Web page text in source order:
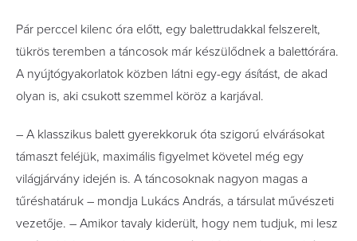
Pár perccel kilenc óra előtt, egy balettrudakkal felszerelt,
tükrös teremben a táncosok már készülődnek a balettórára.
A nyújtógyakorlatok közben látni egy-egy ásítást, de akad
olyan is, aki csukott szemmel köröz a karjával.
– A klasszikus balett gyerekkoruk óta szigorú elvárásokat
támaszt feléjük, maximális figyelmet követel még egy
világjárvány idején is. A táncosoknak nagyon magas a
tűréshatáruk – mondja Lukács András, a társulat művészeti
vezetője. – Amikor tavaly kiderült, hogy nem tudjuk, mi lesz